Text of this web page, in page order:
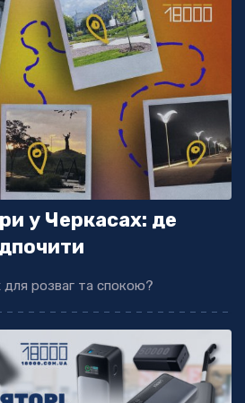
у Черкасах: де
для розваг та спокою?